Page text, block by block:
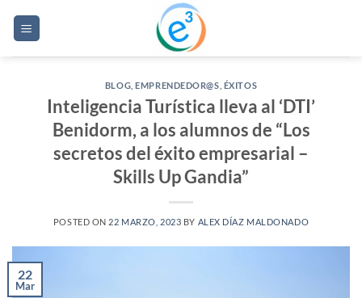
BLOG ,EMPRENDEDOR@S ÉXITOS
Inteligencia Turística lleva al ‘DTI’
Benidorm, a los alumnos de “Los
secretos del éxito empresarial –
Skills Up Gandia”
POSTED ON 22 MARZO, 2023 BY ALEX DÍAZ MALDONADO
22
Mar